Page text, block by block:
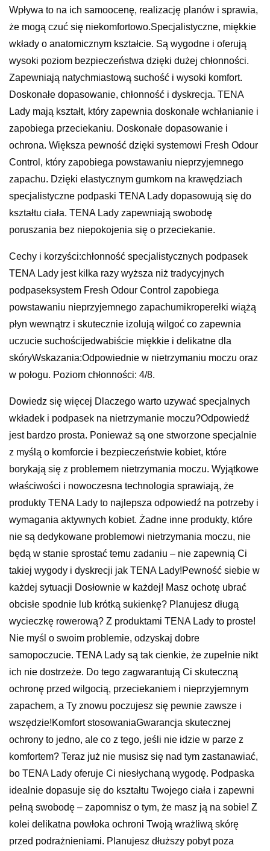
Wpływa to na ich samoocenę, realizację planów i sprawia,
że mogą czuć się niekomfortowo.Specjalistyczne, miękkie
wkłady o anatomicznym kształcie. Są wygodne i oferują
wysoki poziom bezpieczeństwa dzięki dużej chłonności.
Zapewniają natychmiastową suchość i wysoki komfort.
Doskonałe dopasowanie, chłonność i dyskrecja. TENA
Lady mają kształt, który zapewnia doskonałe wchłanianie i
zapobiega przeciekaniu. Doskonałe dopasowanie i
ochrona. Większa pewność dzięki systemowi Fresh Odour
Control, który zapobiega powstawaniu nieprzyjemnego
zapachu. Dzięki elastycznym gumkom na krawędziach
specjalistyczne podpaski TENA Lady dopasowują się do
kształtu ciała. TENA Lady zapewniają swobodę
poruszania bez niepokojenia się o przeciekanie.
Cechy i korzyści:chłonność specjalistycznych podpasek
TENA Lady jest kilka razy wyższa niż tradycyjnych
podpaseksystem Fresh Odour Control zapobiega
powstawaniu nieprzyjemnego zapachumikroperełki wiążą
płyn wewnątrz i skutecznie izolują wilgoć co zapewnia
uczucie suchościjedwabiście miękkie i delikatne dla
skóryWskazania:Odpowiednie w nietrzymaniu moczu oraz
w połogu. Poziom chłonności: 4/8.
Dowiedz się więcej Dlaczego warto uzywać specjalnych
wkładek i podpasek na nietrzymanie moczu?Odpowiedź
jest bardzo prosta. Ponieważ są one stworzone specjalnie
z myślą o komforcie i bezpieczeństwie kobiet, które
borykają się z problemem nietrzymania moczu. Wyjątkowe
właściwości i nowoczesna technologia sprawiają, że
produkty TENA Lady to najlepsza odpowiedź na potrzeby i
wymagania aktywnych kobiet. Żadne inne produkty, które
nie są dedykowane problemowi nietrzymania moczu, nie
będą w stanie sprostać temu zadaniu – nie zapewnią Ci
takiej wygody i dyskrecji jak TENA Lady!Pewność siebie w
każdej sytuacji Dosłownie w każdej! Masz ochotę ubrać
obcisłe spodnie lub krótką sukienkę? Planujesz długą
wycieczkę rowerową? Z produktami TENA Lady to proste!
Nie myśl o swoim problemie, odzyskaj dobre
samopoczucie. TENA Lady są tak cienkie, że zupełnie nikt
ich nie dostrzeże. Do tego zagwarantują Ci skuteczną
ochronę przed wilgocią, przeciekaniem i nieprzyjemnym
zapachem, a Ty znowu poczujesz się pewnie zawsze i
wszędzie!Komfort stosowaniaGwarancja skutecznej
ochrony to jedno, ale co z tego, jeśli nie idzie w parze z
komfortem? Teraz już nie musisz się nad tym zastanawiać,
bo TENA Lady oferuje Ci niesłychaną wygodę. Podpaska
idealnie dopasuje się do kształtu Twojego ciała i zapewni
pełną swobodę – zapomnisz o tym, że masz ją na sobie! Z
kolei delikatna powłoka ochroni Twoją wrażliwą skórę
przed podrażnieniami. Planujesz dłuższy pobyt poza